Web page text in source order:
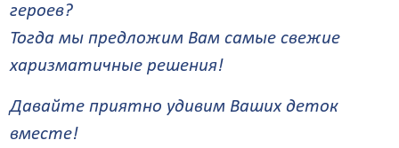
героев?
Тогда мы предложим Вам самые свежие
харизматичные решения!
Давайте приятно удивим Ваших деток
вместе!